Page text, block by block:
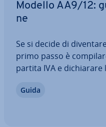
Modello AA9/12:
ne
Se si decide di
primo passo è
partita IVA e di­chia­ra­re
modulo sarete in
Guida